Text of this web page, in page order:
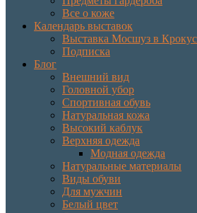
Все о коже
Календарь выставок
Выставка Мосшуз в
Подписка
Блог
Внешний вид
Головной убор
Спортивная обувь
Натуральная кожа
Высокий каблук
Верхняя одежда
Модная одежда
Натуральные материалы
Виды обуви
Для мужчин
Белый цвет